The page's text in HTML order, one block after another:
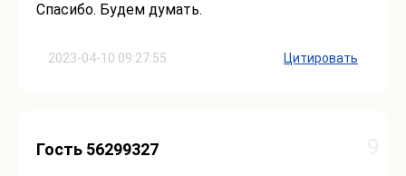
2023-04-10 09:27:55
Спасибо. Будем думать.
Цитировать
Гость 56299327